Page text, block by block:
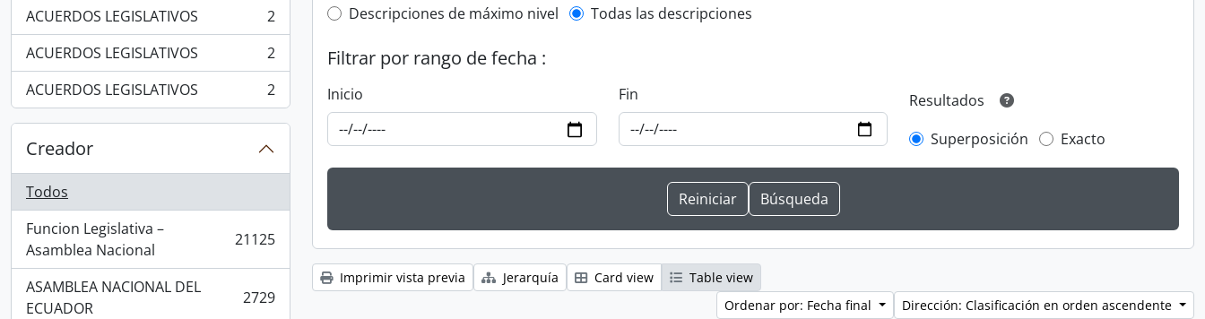
ACUERDOS LEGISLATIVOS
, 2 resultados
2
ACUERDOS LEGISLATIVOS
, 2 resultados
2
ACUERDOS LEGISLATIVOS
, 2 resultados 2
Creador
Todos
Funcion Legislativa –
Asamblea Nacional
, 21125 resultados 21125
ASAMBLEA NACIONAL DEL
ECUADOR
, 2729 resultados 2729
Top-level description filter
Descripciones de máximo nivel Todas las descripciones
Filtrar por rango de fecha :
Inicio Fin
Resultados
Superposición
Exacto
Imprimir vista previa Jerarquía Card view
Table view
Ordenar por: Fecha final
Dirección: Clasificación en orden ascendente